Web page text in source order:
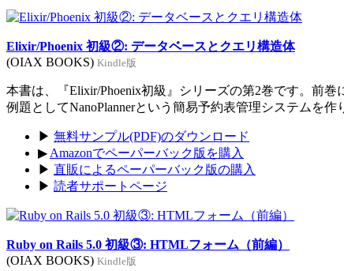
Elixir/Phoenix 初級②: データベースとクエリ構造体
(OIAX BOOKS) Kindle版
本書は、『Elixir/Phoenix初級』シリーズの第2巻です。前
例題としてNanoPlannerという簡易予約表管理システムを作
▶ 無料サンプル(PDF)のダウンロード
▶ Amazonでペーパーバック版を購入
▶ 直販によるペーパーバック版の購入
▶ 読者サポートページ
Ruby on Rails 5.0 初級③: HTMLフォーム（前編）
(OIAX BOOKS) Kindle版